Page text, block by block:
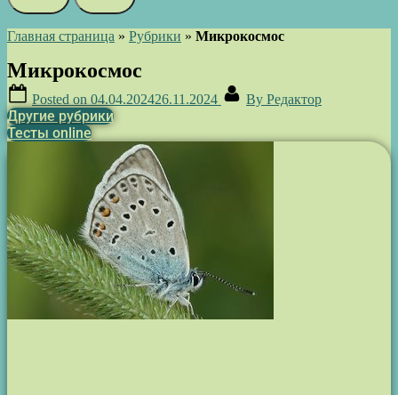
Главная страница » Рубрики » Микрокосмос
Микрокосмос
Posted on 04.04.202426.11.2024 By Редактор
Другие рубрики
Тесты online